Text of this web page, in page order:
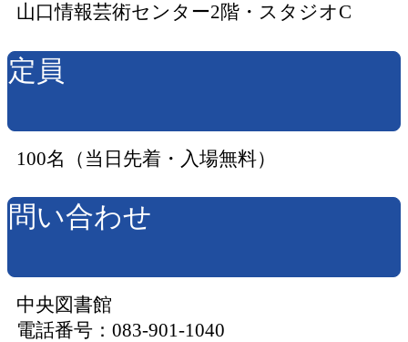
山口情報芸術センター2階・スタジオC
定員
100名（当日先着・入場無料）
問い合わせ
中央図書館
電話番号：083-901-1040